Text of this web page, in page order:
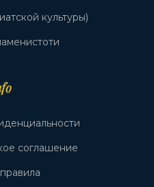
культуры)
соглашение